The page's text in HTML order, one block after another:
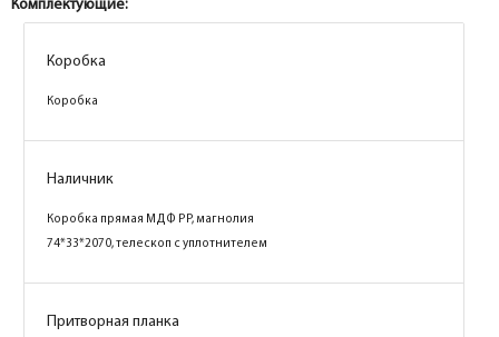
Комплектующие:
Коробка
Коробка
Наличник
Коробка прямая МДФ PP, шеллгрей
74*33*2070, телескоп с уплотнителем
Наличник
Коробка
Коробка
Наличник
Коробка прямая МДФ PP, шеллгрей
74*33*2070, телескоп с уплотнителем
Наличник
Коробка
Коробка
Наличник
Коробка прямая МДФ nanotex, каменное
дерево 74*28*2070, телескоп с
Коробка
Коробка
Наличник
Коробка прямая МДФ nanotex, белое
дерево 74*28*2070, телескоп с
Коробка
Коробка
Наличник
Коробка прямая МДФ PP, агат 74*33*2070,
телескоп с уплотнителем
Притворная планка
Коробка
Коробка
Наличник
Коробка прямая МДФ PP, белый 74*33*2070,
телескоп с уплотнителем
Притворная планка
Коробка
Коробка
Наличник
Коробка прямая МДФ PP, магнолия
74*33*2070, телескоп с уплотнителем
Притворная планка